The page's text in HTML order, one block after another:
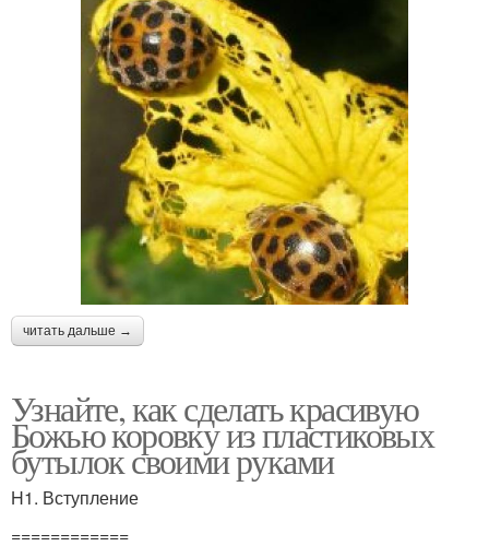
читать дальше →
Узнайте, как сделать красивую
Божью коровку из пластиковых
бутылок своими руками
H1. Вступление
============